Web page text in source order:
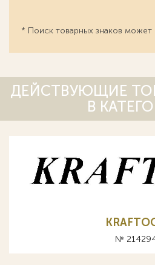
* Поиск товарных знаков может
ДЕЙСТВУЮЩИЕ
В
№